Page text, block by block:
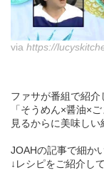
via https://
ファサが番組で紹介
「そうめん×醤油×
見るからに美味しい
JOAHの記事で細か
↓レシピをご紹介し